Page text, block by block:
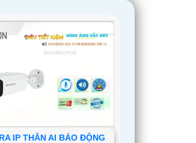
IP THÂN AI BÁO ĐỘNG